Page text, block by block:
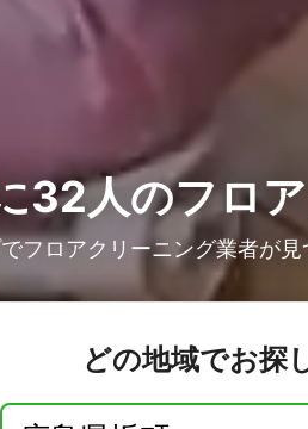
32人のフロ
フロアクリーニング業者が
どの地域でお探